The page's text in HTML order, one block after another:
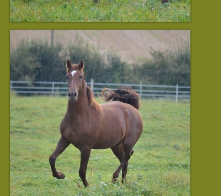
Perséus de La Lyre
Pendragon de La Lyre
Les poulains à vendre
Les poulains à naître
Ma philosphie